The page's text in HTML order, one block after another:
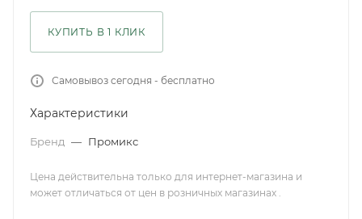
КУПИТЬ В 1 КЛИК
Самовывоз сегодня - бесплатно
Характеристики
Бренд — Промикс
Цена действительна только для интернет-магазина и
может отличаться от цен в розничных магазинах .